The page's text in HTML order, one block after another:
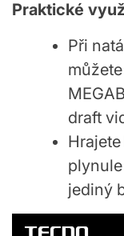
Praktické
Při
draft
jediný